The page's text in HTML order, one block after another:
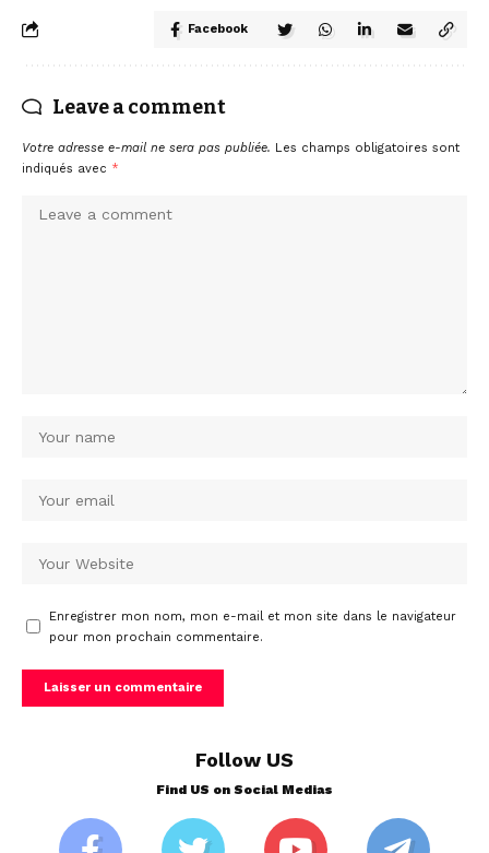
Facebook
Leave a comment
Votre adresse e-mail ne sera pas publiée. Les champs obligatoires sont
indiqués avec *
Enregistrer mon nom, mon e-mail et mon site dans le navigateur
pour mon prochain commentaire.
Follow US
Find US on Social Medias